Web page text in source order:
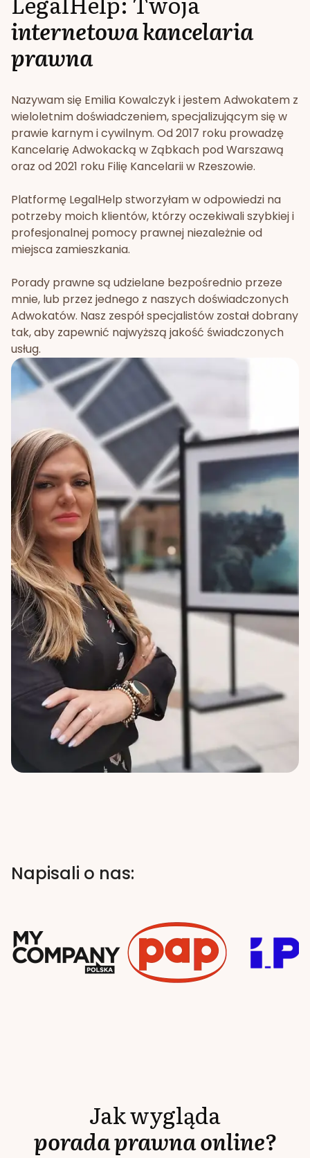
internetowa kancelaria
prawna
Nazywam się Emilia Kowalczyk i jestem Adwokatem z
wieloletnim doświadczeniem, specjalizującym się w
prawie karnym i cywilnym. Od 2017 roku prowadzę
Kancelarię Adwokacką w Ząbkach pod Warszawą
oraz od 2021 roku Filię Kancelarii w Rzeszowie.
Platformę LegalHelp stworzyłam w odpowiedzi na
potrzeby moich klientów, którzy oczekiwali szybkiej i
profesjonalnej pomocy prawnej niezależnie od
miejsca zamieszkania.
Porady prawne są udzielane bezpośrednio przeze
mnie, lub przez jednego z naszych doświadczonych
Adwokatów. Nasz zespół specjalistów został dobrany
tak, aby zapewnić najwyższą jakość świadczonych
usług.
Napisali o nas:
Jak wygląda
porada prawna online?